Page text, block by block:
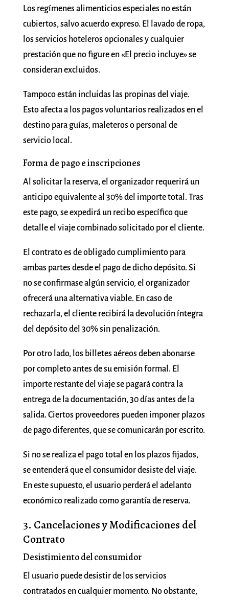
Los regímenes alimenticios especiales no están
cubiertos, salvo acuerdo expreso. El lavado de ropa,
los servicios hoteleros opcionales y cualquier
prestación que no figure en «El precio incluye» se
consideran excluidos.
Tampoco están incluidas las propinas del viaje.
Esto afecta a los pagos voluntarios realizados en el
destino para guías, maleteros o personal de
servicio local.
Forma de pago e inscripciones
Al solicitar la reserva, el organizador requerirá un
anticipo equivalente al 30% del importe total. Tras
este pago, se expedirá un recibo específico que
detalle el viaje combinado solicitado por el cliente.
El contrato es de obligado cumplimiento para
ambas partes desde el pago de dicho depósito. Si
no se confirmase algún servicio, el organizador
ofrecerá una alternativa viable. En caso de
rechazarla, el cliente recibirá la devolución íntegra
del depósito del 30% sin penalización.
Por otro lado, los billetes aéreos deben abonarse
por completo antes de su emisión formal. El
importe restante del viaje se pagará contra la
entrega de la documentación, 30 días antes de la
salida. Ciertos proveedores pueden imponer plazos
de pago diferentes, que se comunicarán por escrito.
Si no se realiza el pago total en los plazos fijados,
se entenderá que el consumidor desiste del viaje.
En este supuesto, el usuario perderá el adelanto
económico realizado como garantía de reserva.
3. Cancelaciones y Modificaciones del
Contrato
Desistimiento del consumidor
El usuario puede desistir de los servicios
contratados en cualquier momento. No obstante,